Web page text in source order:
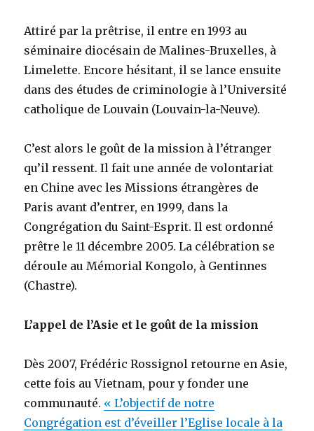
Attiré par la prêtrise, il entre en 1993 au
séminaire diocésain de Malines-Bruxelles, à
Limelette. Encore hésitant, il se lance ensuite
dans des études de criminologie à l’Université
catholique de Louvain (Louvain-la-Neuve).
C’est alors le goût de la mission à l’étranger
qu’il ressent. Il fait une année de volontariat
en Chine avec les Missions étrangères de
Paris avant d’entrer, en 1999, dans la
Congrégation du Saint-Esprit. Il est ordonné
prêtre le 11 décembre 2005. La célébration se
déroule au Mémorial Kongolo, à Gentinnes
(Chastre).
L’appel de l’Asie et le goût de la mission
Dès 2007, Frédéric Rossignol retourne en Asie,
cette fois au Vietnam, pour y fonder une
communauté. « L’objectif de notre
Congrégation est d’éveiller l’Eglise locale à la